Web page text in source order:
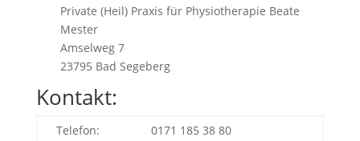
Private (Heil) Praxis für Physiotherapie Beate
Mester
Amselweg 7
23795 Bad Segeberg
Kontakt:
Telefon:
0171 185 38 80